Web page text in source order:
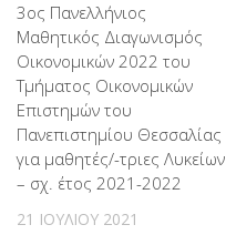
3ος Πανελλήνιος
Μαθητικός Διαγωνισμός
Οικονομικών 2022 του
Τμήματος Οικονομικών
Επιστημών του
Πανεπιστημίου Θεσσαλίας
για μαθητές/-τριες Λυκείων
– σχ. έτος 2021-2022
21 ΙΟΥΛΊΟΥ 2021